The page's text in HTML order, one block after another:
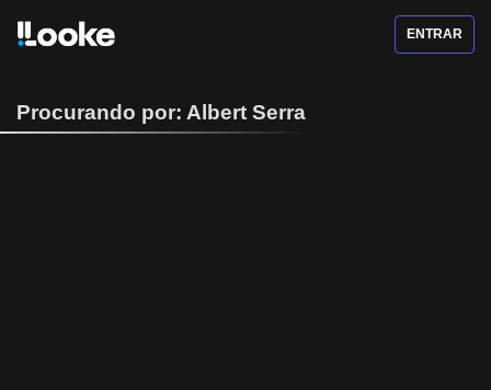
ENTRAR
Procurando por: Albert Serra